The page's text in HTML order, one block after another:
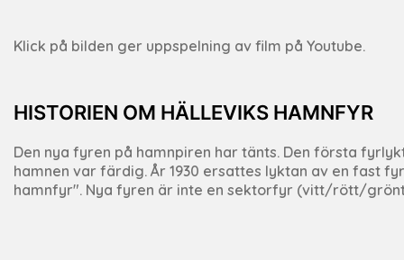
Klick på bilden ger uppspelning av film på Youtube.
HISTORIEN OM HÄLLEVIKS HAMNFYR
Den nya fyren på hamnpiren har tänts. Den första
hamnen var färdig. År 1930 ersattes lyktan av en fast
hamnfyr". Nya fyren är inte en sektorfyr (vitt/rött/